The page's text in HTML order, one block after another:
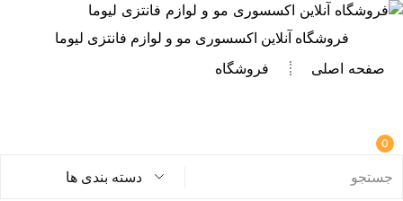
فروشگاه آنلاین اکسسوری مو و لوازم فانتزی لیوما
صفحه اصلی فروشگاه
0
دسته بندی ها